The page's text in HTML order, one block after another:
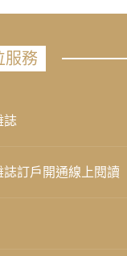
服務
誌
誌訂戶開通線上閱讀